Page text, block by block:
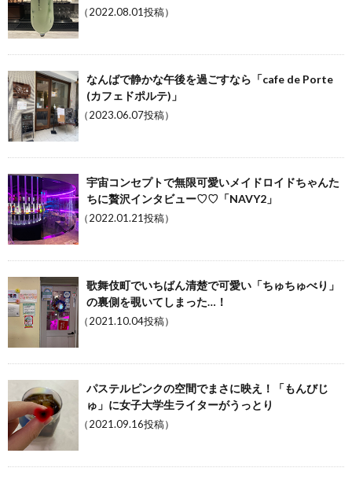
（2022.08.01投稿）
なんばで静かな午後を過ごすなら「cafe de Porte
(カフェドポルテ)」
（2023.06.07投稿）
宇宙コンセプトで無限可愛いメイドロイドちゃんた
ちに贅沢インタビュー♡♡「NAVY2」
（2022.01.21投稿）
歌舞伎町でいちばん清楚で可愛い「ちゅちゅべり」
の裏側を覗いてしまった…！
（2021.10.04投稿）
パステルピンクの空間でまさに映え！「もんびじ
ゅ」に女子大学生ライターがうっとり
（2021.09.16投稿）